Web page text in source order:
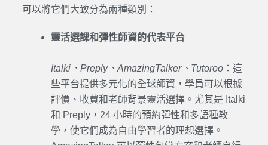
可以將它們大致分為兩種類別：
靈活選課和彈性師資的代表平台
Italki、Preply、AmazingTalker、Tutoroo：這
些平台提供多元化的全球師資，學員可以根據
評價、收費和老師背景靈活選擇。尤其是 Italki
和 Preply，24 小時的預約彈性和多語種教
學，使它們成為自由學習者的理想選擇。